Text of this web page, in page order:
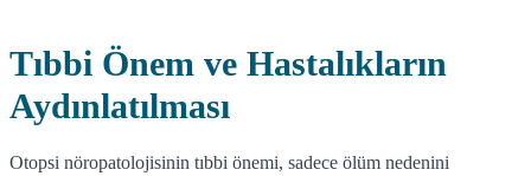
Tıbbi Önem ve Hastalıkların
Aydınlatılması
Otopsi nöropatolojisinin tıbbi önemi, sadece ölüm nedenini